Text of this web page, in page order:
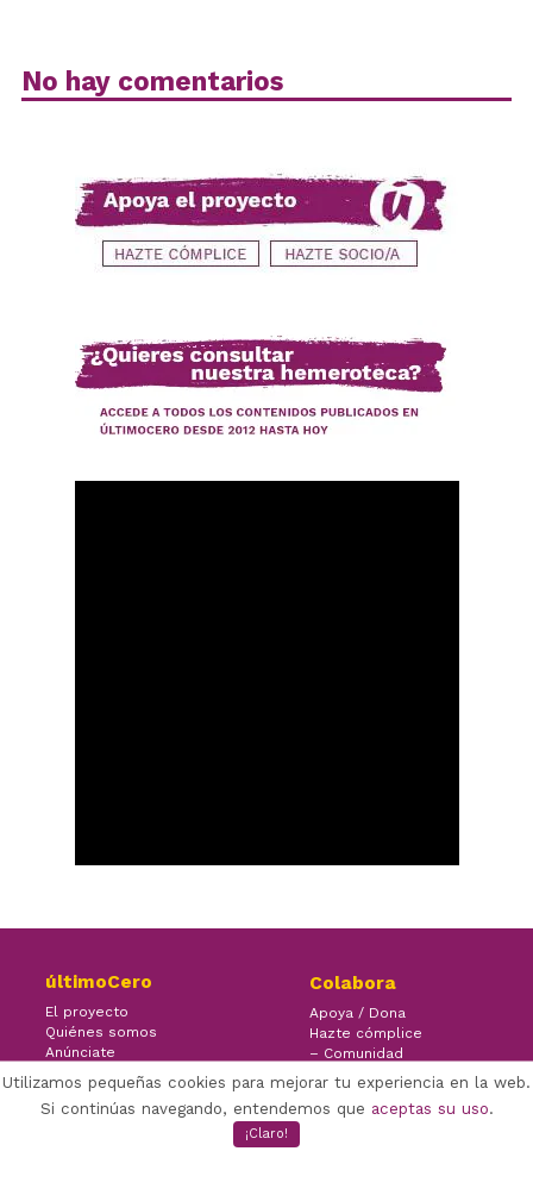
No hay comentarios
últimoCero
El proyecto
Quiénes somos
Anúnciate
Colabora
Apoya / Dona
Hazte cómplice
– Comunidad
– Ayuda
Utilizamos pequeñas cookies para mejorar tu experiencia en la web.
Si continúas navegando, entendemos que aceptas su uso.
¡Claro!